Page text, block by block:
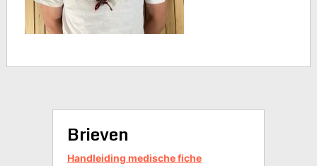
Brieven
Handleiding medische fiche